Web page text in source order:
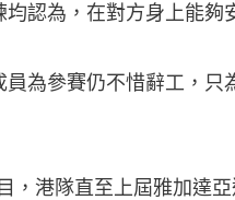
認為，在對方身上能夠
為參賽仍不惜辭工，只
，港隊直至上屆雅加達亞